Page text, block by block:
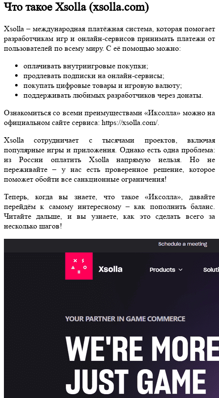
Что такое Xsolla (xsolla.com)
Xsolla – международная платёжная система, которая помогает
разработчикам игр и онлайн-сервисов принимать платежи от
пользователей по всему миру. С её помощью можно:
оплачивать внутриигровые покупки;
продлевать подписки на онлайн-сервисы;
покупать цифровые товары и игровую валюту;
поддерживать любимых разработчиков через донаты.
Ознакомиться со всеми преимуществами «Иксолла» можно на
официальном сайте сервиса: https://xsolla.com/.
Xsolla сотрудничает с тысячами проектов, включая
популярные игры и приложения. Однако есть одна проблема:
из России оплатить Xsolla напрямую нельзя. Но не
переживайте – у нас есть проверенное решение, которое
поможет обойти все санкционные ограничения!
Теперь, когда вы знаете, что такое «Иксолла», давайте
перейдём к самому интересному – как пополнить баланс.
Читайте дальше, и вы узнаете, как это сделать всего за
несколько шагов!